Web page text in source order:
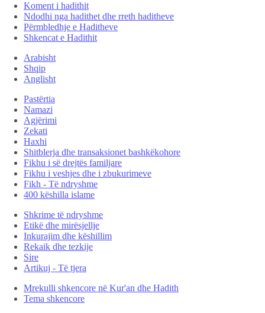
Koment i hadithit
Ndodhi nga hadithet dhe rreth haditheve
Përmbledhje e Haditheve
Shkencat e Hadithit
Arabisht
Shqip
Anglisht
Pastërtia
Namazi
Agjërimi
Zekati
Haxhi
Shitblerja dhe transaksionet bashkëkohore
Fikhu i së drejtës familjare
Fikhu i veshjes dhe i zbukurimeve
Fikh - Të ndryshme
400 këshilla islame
Shkrime të ndryshme
Etikë dhe mirësjellje
Inkurajim dhe këshillim
Rekaik dhe tezkije
Sire
Artikuj - Të tjera
Mrekulli shkencore në Kur'an dhe Hadith
Tema shkencore